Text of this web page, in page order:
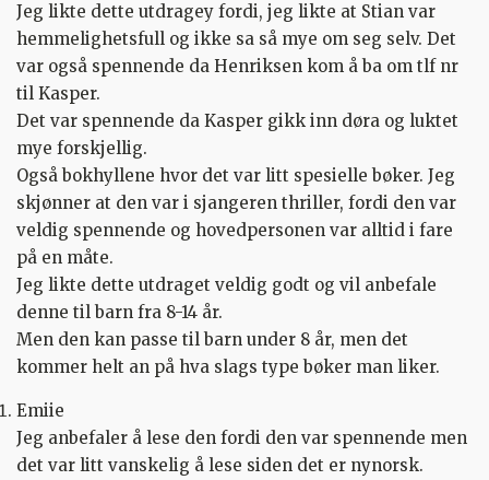
Jeg likte dette utdragey fordi, jeg likte at Stian var
hemmelighetsfull og ikke sa så mye om seg selv. Det
var også spennende da Henriksen kom å ba om tlf nr
til Kasper.
Det var spennende da Kasper gikk inn døra og luktet
mye forskjellig.
Også bokhyllene hvor det var litt spesielle bøker. Jeg
skjønner at den var i sjangeren thriller, fordi den var
veldig spennende og hovedpersonen var alltid i fare
på en måte.
Jeg likte dette utdraget veldig godt og vil anbefale
denne til barn fra 8-14 år.
Men den kan passe til barn under 8 år, men det
kommer helt an på hva slags type bøker man liker.
Emiie
Jeg anbefaler å lese den fordi den var spennende men
det var litt vanskelig å lese siden det er nynorsk.